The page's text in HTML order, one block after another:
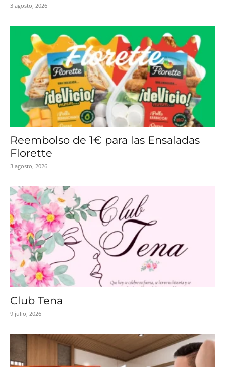
3 agosto, 2026
Reembolso de 1€ para las Ensaladas
Florette
3 agosto, 2026
Club Tena
9 julio, 2026